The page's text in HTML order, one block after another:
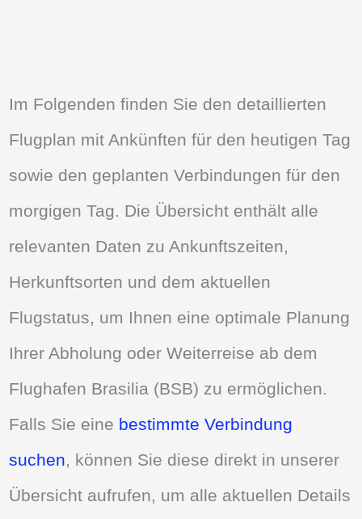
Im Folgenden finden Sie den detaillierten
Flugplan mit Ankünften für den heutigen Tag
sowie den geplanten Verbindungen für den
morgigen Tag. Die Übersicht enthält alle
relevanten Daten zu Ankunftszeiten,
Herkunftsorten und dem aktuellen
Flugstatus, um Ihnen eine optimale Planung
Ihrer Abholung oder Weiterreise ab dem
Flughafen Brasilia (BSB) zu ermöglichen.
Falls Sie eine bestimmte Verbindung
suchen, können Sie diese direkt in unserer
Übersicht aufrufen, um alle aktuellen Details